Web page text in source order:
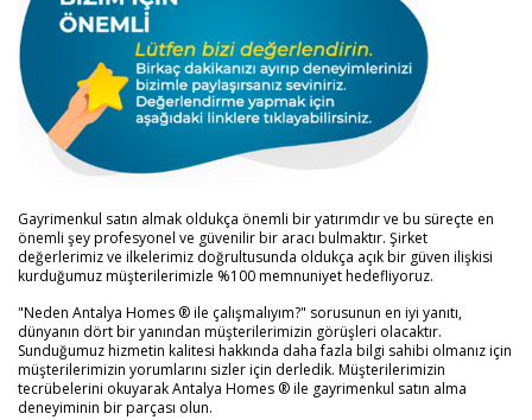
Gayrimenkul satın almak oldukça önemli bir yatırımdır ve bu süreçte en
önemli şey profesyonel ve güvenilir bir aracı bulmaktır. Şirket
değerlerimiz ve ilkelerimiz doğrultusunda oldukça açık bir güven ilişkisi
kurduğumuz müşterilerimizle %100 memnuniyet hedefliyoruz.
"Neden Antalya Homes ® ile çalışmalıyım?" sorusunun en iyi yanıtı,
dünyanın dört bir yanından müşterilerimizin görüşleri olacaktır.
Sunduğumuz hizmetin kalitesi hakkında daha fazla bilgi sahibi olmanız için
müşterilerimizin yorumlarını sizler için derledik. Müşterilerimizin
tecrübelerini okuyarak Antalya Homes ® ile gayrimenkul satın alma
deneyiminin bir parçası olun.